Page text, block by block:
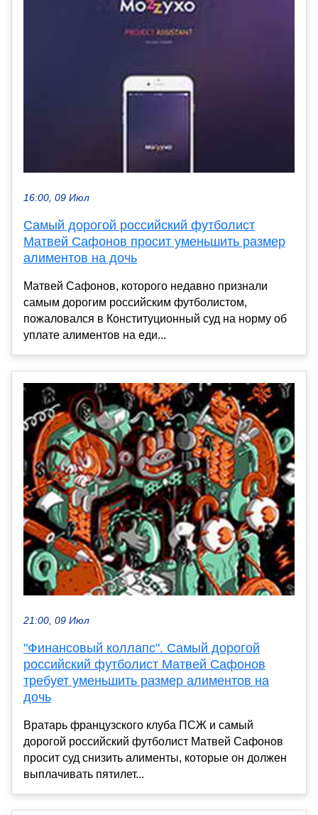
16:00, 09 Июл
Самый дорогой российский футболист
Матвей Сафонов просит уменьшить размер
алиментов на дочь
Матвей Сафонов, которого недавно признали
самым дорогим российским футболистом,
пожаловался в Конституционный суд на норму об
уплате алиментов на еди...
21:00, 09 Июл
"Финансовый коллапс". Самый дорогой
российский футболист Матвей Сафонов
требует уменьшить размер алиментов на
дочь
Вратарь французского клуба ПСЖ и самый
дорогой российский футболист Матвей Сафонов
просит суд снизить алименты, которые он должен
выплачивать пятилет...